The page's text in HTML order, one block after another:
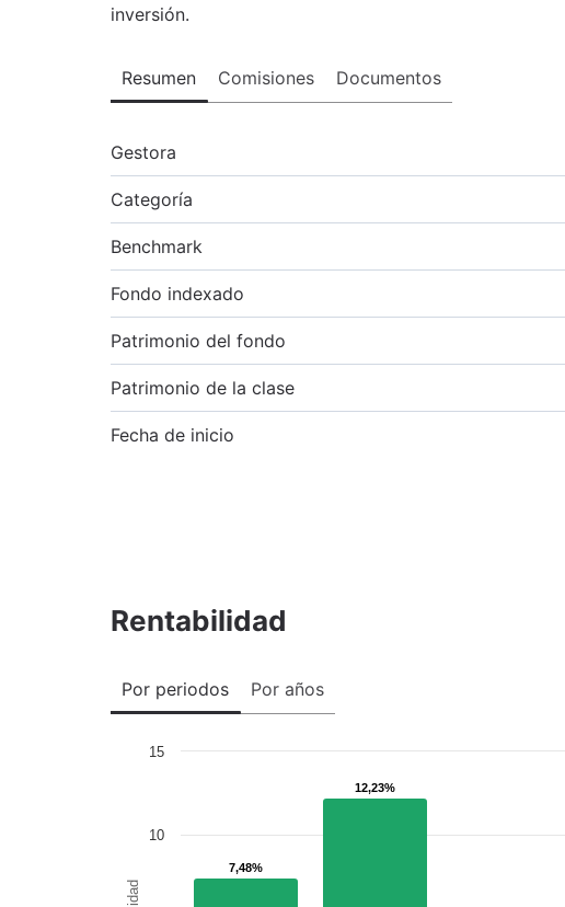
inversión.
Resumen Comisiones Documentos
Gestora
Categoría
Benchmark
Fondo indexado
Patrimonio del fondo
Patrimonio de la clase
Fecha de inicio
Rentabilidad
Por periodos Por años
7,48%
7,48%
12,23%
12,23%
10
15